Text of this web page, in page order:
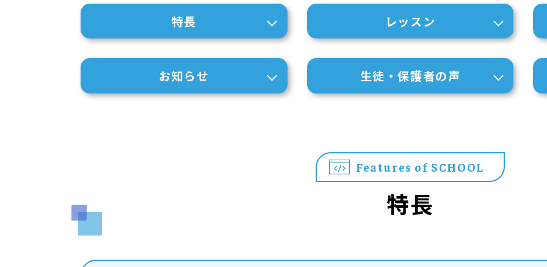
特長 レッスン
お知らせ 生徒・保護者の声
Features of SCHOOL
特長